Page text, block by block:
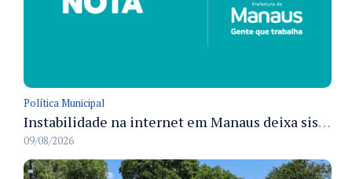
Política Municipal
Instabilidade na internet em Manaus deixa sistemas de atendimento municipal temporariamente indisponíveis
09/08/2026